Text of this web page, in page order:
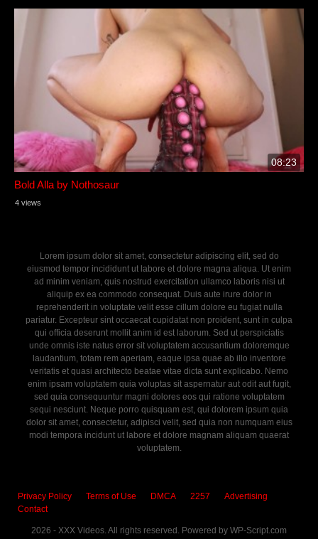
08:23
Bold Alla by Nothosaur
4 views
Lorem ipsum dolor sit amet, consectetur adipiscing elit, sed do
eiusmod tempor incididunt ut labore et dolore magna aliqua. Ut enim
ad minim veniam, quis nostrud exercitation ullamco laboris nisi ut
aliquip ex ea commodo consequat. Duis aute irure dolor in
reprehenderit in voluptate velit esse cillum dolore eu fugiat nulla
pariatur. Excepteur sint occaecat cupidatat non proident, sunt in culpa
qui officia deserunt mollit anim id est laborum. Sed ut perspiciatis
unde omnis iste natus error sit voluptatem accusantium doloremque
laudantium, totam rem aperiam, eaque ipsa quae ab illo inventore
veritatis et quasi architecto beatae vitae dicta sunt explicabo. Nemo
enim ipsam voluptatem quia voluptas sit aspernatur aut odit aut fugit,
sed quia consequuntur magni dolores eos qui ratione voluptatem
sequi nesciunt. Neque porro quisquam est, qui dolorem ipsum quia
dolor sit amet, consectetur, adipisci velit, sed quia non numquam eius
modi tempora incidunt ut labore et dolore magnam aliquam quaerat
voluptatem.
Privacy Policy Terms of Use DMCA 2257
Advertising
Contact
2026 - XXX Videos. All rights reserved. Powered by WP-Script.com